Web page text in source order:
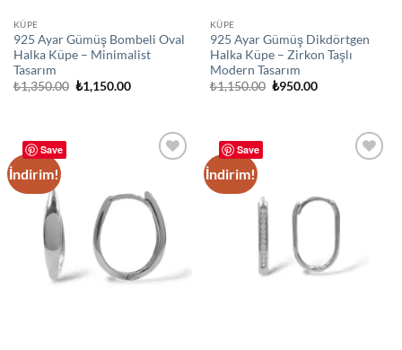
KÜPE
925 Ayar Gümüş Bombeli Oval
Halka Küpe – Minimalist
Tasarım
₺1,350.00 Orijinal
fiyat:
₺1,150.00Şu
KÜPE
925 Ayar Gümüş Dikdörtgen
Halka Küpe – Zirkon Taşlı
Modern Tasarım
₺1,150.00 Orijinal
₺950.00Şu
Save
İndirim!
Save
İndirim!